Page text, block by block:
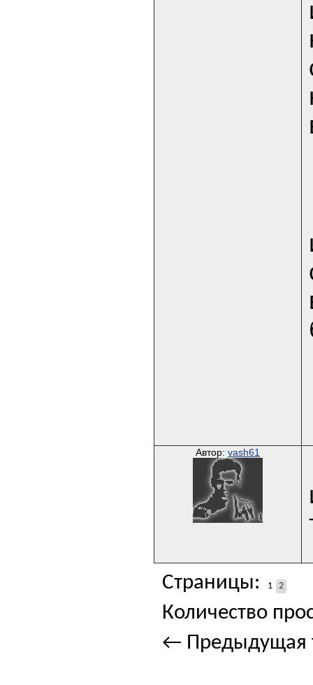
Автор: vash61
Страницы: 1 2
Количество
← Предыдущая